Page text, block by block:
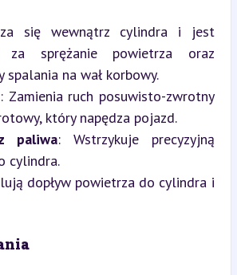
się wewnątrz cylindra i jest
za sprężanie powietrza oraz
spalania na wał korbowy.
: Zamienia ruch posuwisto-zwrotny
który napędza pojazd.
paliwa: Wstrzykuje precyzyjną
cylindra.
dopływ powietrza do cylindra i